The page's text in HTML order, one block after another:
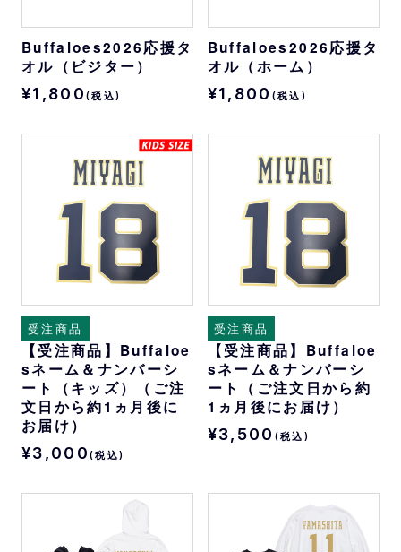
Buffaloes2026応援タ
オル（ビジター）
¥1,800 (税込)
Buffaloes2026応援タ
オル（ホーム）
¥1,800 (税込)
受注商品
【受注商品】Buffaloe
sネーム＆ナンバーシ
ート（キッズ）（ご注
文日から約1ヵ月後に
お届け）
¥3,000 (税込)
受注商品
【受注商品】Buffaloe
sネーム＆ナンバーシ
ート（ご注文日から約
1ヵ月後にお届け）
¥3,500 (税込)